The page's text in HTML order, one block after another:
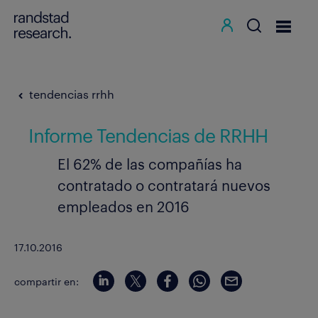
tendencias rrhh
Informe Tendencias de RRHH
El 62% de las compañías ha
contratado o contratará nuevos
empleados en 2016
17.10.2016
compartir en: